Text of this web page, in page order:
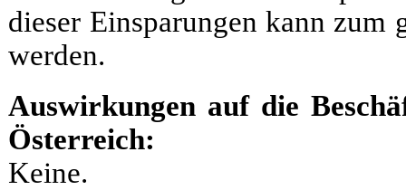
dieser Einsparungen kann
werden.
Auswirkungen auf die
Österreich:
Keine.